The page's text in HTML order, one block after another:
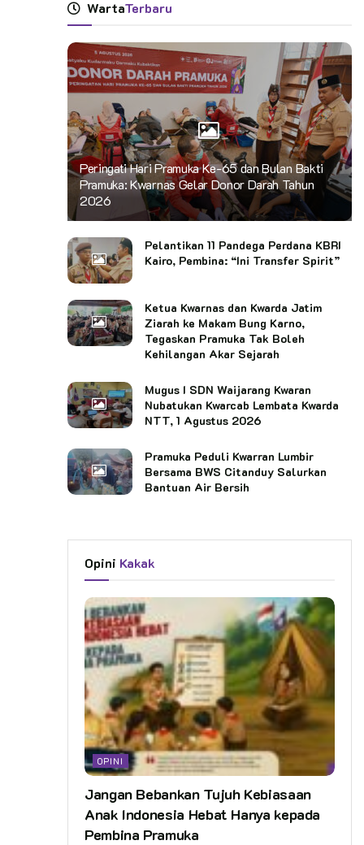
WartaTerbaru
Peringati Hari Pramuka Ke-65 dan Bulan Bakti
Pramuka: Kwarnas Gelar Donor Darah Tahun
2026
Pelantikan 11 Pandega Perdana KBRI
Kairo, Pembina: “Ini Transfer Spirit”
Ketua Kwarnas dan Kwarda Jatim
Ziarah ke Makam Bung Karno,
Tegaskan Pramuka Tak Boleh
Kehilangan Akar Sejarah
Mugus I SDN Waijarang Kwaran
Nubatukan Kwarcab Lembata Kwarda
NTT, 1 Agustus 2026
Pramuka Peduli Kwarran Lumbir
Bersama BWS Citanduy Salurkan
Bantuan Air Bersih
Opini Kakak
OPINI
Jangan Bebankan Tujuh Kebiasaan
Anak Indonesia Hebat Hanya kepada
Pembina Pramuka